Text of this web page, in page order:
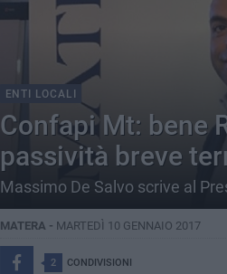
ENTI LOCALI
Confapi Mt: bene
passività breve
Massimo De Salvo scrive al
MATERA - MARTEDÌ 10 GENNAIO 2017
2 CONDIVISIONI